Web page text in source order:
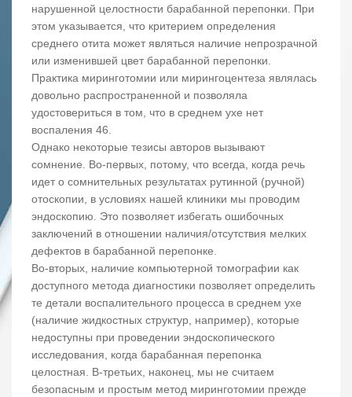
нарушенной целостности барабанной перепонки. При
этом указывается, что критерием определения
среднего отита может являться наличие непрозрачной
или изменившей цвет барабанной перепонки.
Практика миринготомии или мирингоцентеза являлась
довольно распространенной и позволяла
удостовериться в том, что в среднем ухе нет
воспаления 46.
Однако некоторые тезисы авторов вызывают
сомнение. Во-первых, потому, что всегда, когда речь
идет о сомнительных результатах рутинной (ручной)
отоскопии, в условиях нашей клиники мы проводим
эндоскопию. Это позволяет избегать ошибочных
заключений в отношении наличия/отсутствия мелких
дефектов в барабанной перепонке.
Во-вторых, наличие компьютерной томографии как
доступного метода диагностики позволяет определить
те детали воспалительного процесса в среднем ухе
(наличие жидкостных структур, например), которые
недоступны при проведении эндоскопического
исследования, когда барабанная перепонка
целостная. В-третьих, наконец, мы не считаем
безопасным и простым метод миринготомии прежде